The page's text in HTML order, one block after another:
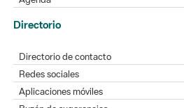
Directorio de contacto
Redes sociales
Buzón de sugerencias
Opinión sobre los parques